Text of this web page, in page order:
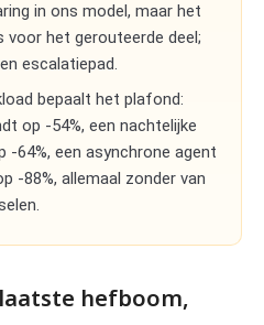
in ons model, maar het
het gerouteerde deel;
escalatiepad.
bepaalt het plafond:
op -54%, een nachtelijke
-64%, een asynchrone agent
-88%, allemaal zonder van
hefboom,